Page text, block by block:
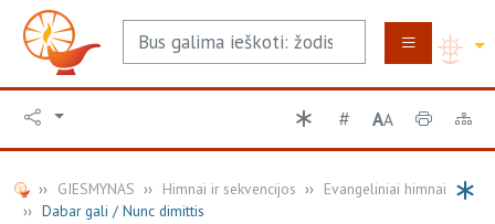
AA
GIESMYNAS Himnai ir sekvencijos
Evangeliniai himnai
Dabar gali / Nunc dimittis